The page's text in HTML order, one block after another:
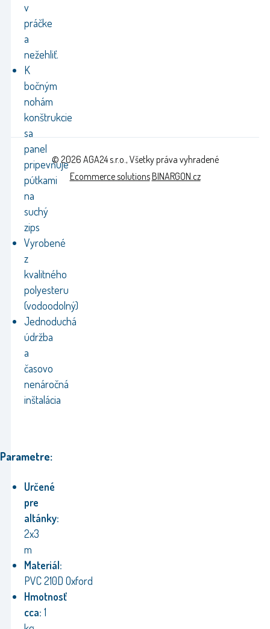
v
práčke
a
nežehliť.
K
bočným
nohám
konštrukcie
sa
panel
pripevňuje
pútkami
na
suchý
zips
Vyrobené
z
kvalitného
polyesteru
(vodoodolný)
Jednoduchá
údržba
a
časovo
nenáročná
inštalácia
Parametre:
Určené
pre
altánky:
2x3
m
Materiál:
PVC 210D Oxford
Hmotnosť
cca: 1
© 2026 AGA24 s.r.o., Všetky práva vyhradené
Ecommerce solutionsBINARGON.cz